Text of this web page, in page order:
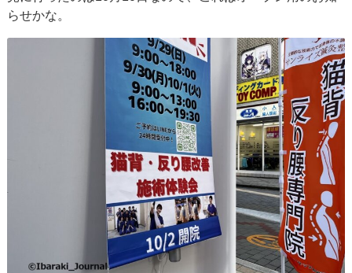
らせかな。